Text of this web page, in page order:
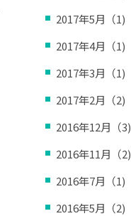
2017年5月（1)
2017年4月（1)
2017年3月（1)
2017年2月（2)
2016年12月（3)
2016年11月（2)
2016年7月（1)
2016年5月（2)